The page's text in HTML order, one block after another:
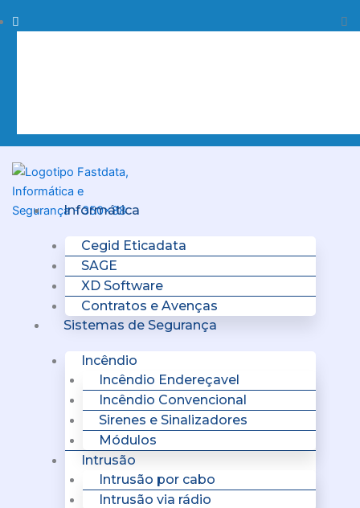
to
Procurar
Informática
Cegid Eticadata
SAGE
XD Software
Contratos e Avenças
Sistemas de Segurança
Incêndio
Incêndio Endereçavel
Incêndio Convencional
Sirenes e Sinalizadores
Módulos
Intrusão
Intrusão por cabo
Intrusão via rádio
Menu